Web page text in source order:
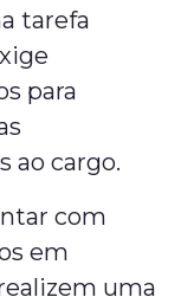
tarefa
para
ao cargo.
com
em
uma